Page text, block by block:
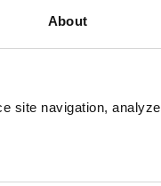
About
site navigation, analyze